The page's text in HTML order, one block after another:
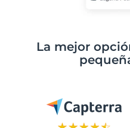
La mejor